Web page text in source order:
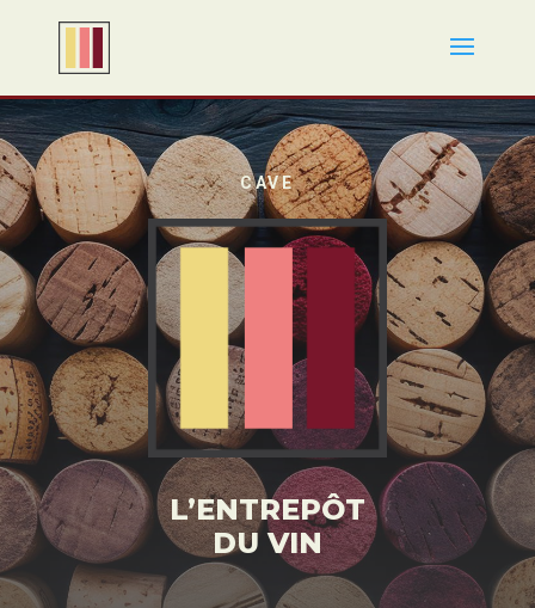
CAVE
L’ENTREPÔT
DU VIN